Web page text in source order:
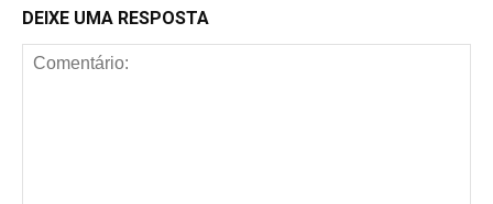
DEIXE UMA RESPOSTA